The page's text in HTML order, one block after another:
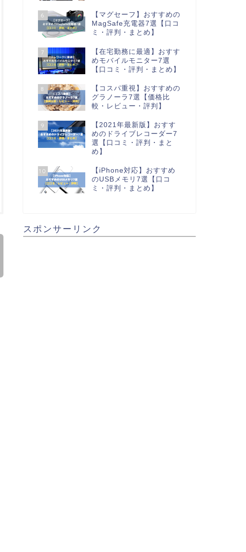
6
【マグセーフ】おすすめの
MagSafe充電器7選【口コ
ミ・評判・まとめ】
7
【在宅勤務に最適】おすす
めモバイルモニター7選
【口コミ・評判・まとめ】
8
【コスパ重視】おすすめの
グラノーラ7選【価格比
較・レビュー・評判】
9
【2021年最新版】おすす
めのドライブレコーダー7
選【口コミ・評判・まと
め】
10
【iPhone対応】おすすめ
のUSBメモリ7選【口コ
ミ・評判・まとめ】
スポンサーリンク